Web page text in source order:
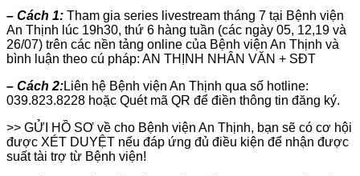
– Cách 1: Tham gia series livestream tháng 7 tại Bệnh viện
An Thịnh lúc 19h30, thứ 6 hàng tuần (các ngày 05, 12,19 và
26/07) trên các nền tảng online của Bệnh viện An Thịnh và
bình luận theo cú pháp: AN THỊNH NHÂN VĂN + SĐT
– Cách 2:Liên hệ Bệnh viện An Thịnh qua số hotline:
039.823.8228 hoặc Quét mã QR để điền thông tin đăng ký.
>> GỬI HỒ SƠ về cho Bệnh viện An Thịnh, bạn sẽ có cơ hội
được XÉT DUYỆT nếu đáp ứng đủ điều kiện để nhận được
suất tài trợ từ Bệnh viện!